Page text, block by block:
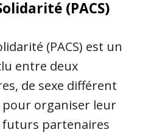
(PACS)
(PACS) est un
entre deux
de sexe différent
pour organiser leur
futurs partenaires